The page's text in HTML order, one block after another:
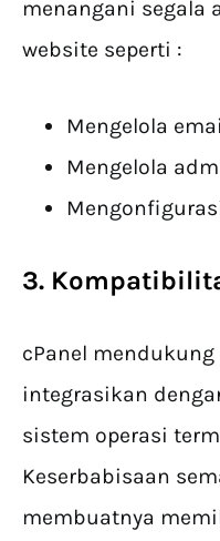
menangani segala
website seperti :
Mengelola
Mengelola
3.
cPanel
integrasikan
sistem operasi
Keserbabisaan
membuatnya